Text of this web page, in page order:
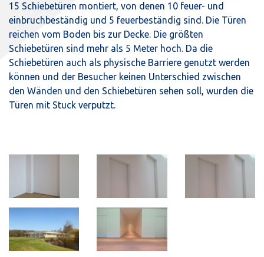
15 Schiebetüren montiert, von denen 10 feuer- und
einbruchbeständig und 5 feuerbeständig sind. Die Türen
reichen vom Boden bis zur Decke. Die größten
Schiebetüren sind mehr als 5 Meter hoch. Da die
Schiebetüren auch als physische Barriere genutzt werden
können und der Besucher keinen Unterschied zwischen
den Wänden und den Schiebetüren sehen soll, wurden die
Türen mit Stuck verputzt.